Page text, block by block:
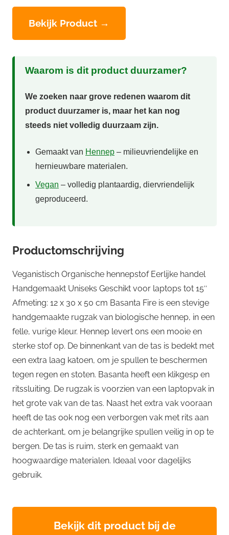
Bekijk Product →
Waarom is dit product duurzamer?
We zoeken naar grove redenen waarom dit
product duurzamer is, maar het kan nog
steeds niet volledig duurzaam zijn.
Gemaakt van Hennep – milieuvriendelijke en
hernieuwbare materialen.
Vegan – volledig plantaardig, diervriendelijk
geproduceerd.
Productomschrijving
Veganistisch Organische hennepstof Eerlijke handel
Handgemaakt Uniseks Geschikt voor laptops tot 15″
Afmeting: 12 x 30 x 50 cm Basanta Fire is een stevige
handgemaakte rugzak van biologische hennep, in een
felle, vurige kleur. Hennep levert ons een mooie en
sterke stof op. De binnenkant van de tas is bedekt met
een extra laag katoen, om je spullen te beschermen
tegen regen en stoten. Basanta heeft een klikgesp en
ritssluiting. De rugzak is voorzien van een laptopvak in
het grote vak van de tas. Naast het extra vak vooraan
heeft de tas ook nog een verborgen vak met rits aan
de achterkant, om je belangrijke spullen veilig in op te
bergen. De tas is ruim, sterk en gemaakt van
hoogwaardige materialen. Ideaal voor dagelijks
gebruik.
Bekijk dit product bij de